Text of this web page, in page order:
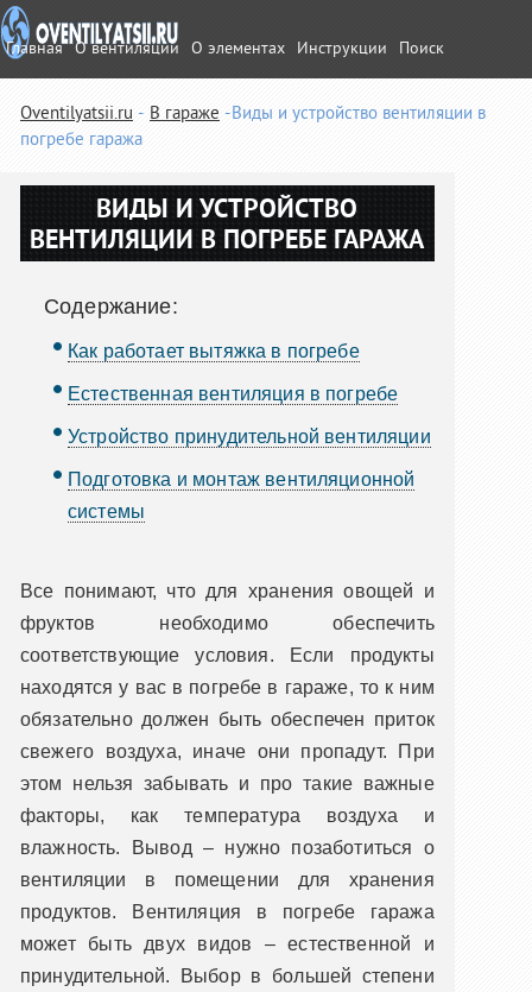
Главная О вентиляции О элементах Инструкции Поиск
Oventilyatsii.ru В гараже Виды и устройство вентиляции в
погребе гаража
ВИДЫ И УСТРОЙСТВО
ВЕНТИЛЯЦИИ В ПОГРЕБЕ ГАРАЖА
Содержание:
Как работает вытяжка в погребе
Естественная вентиляция в погребе
Устройство принудительной вентиляции
Подготовка и монтаж вентиляционной
системы
Все понимают, что для хранения овощей и
фруктов необходимо обеспечить
соответствующие условия. Если продукты
находятся у вас в погребе в гараже, то к ним
обязательно должен быть обеспечен приток
свежего воздуха, иначе они пропадут. При
этом нельзя забывать и про такие важные
факторы, как температура воздуха и
влажность. Вывод – нужно позаботиться о
вентиляции в помещении для хранения
продуктов. Вентиляция в погребе гаража
может быть двух видов – естественной и
принудительной. Выбор в большей степени